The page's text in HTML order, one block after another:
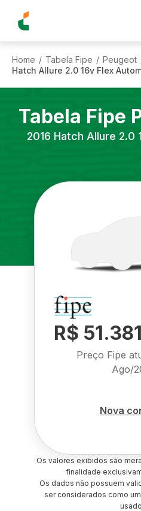
Home / Tabela Fipe / Peugeot
Hatch Allure 2.0 16v Flex
Tabela Fipe
2016 Hatch Allure 2.0
R$ 51.381
Preço Fipe
Ago/
Nova
Os valores exibidos são
finalidade
Os dados não possuem
ser considerados como